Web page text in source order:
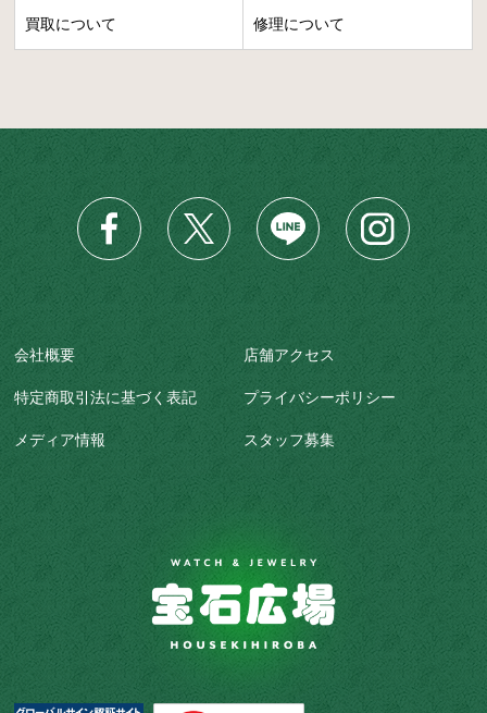
買取について 修理について
会社概要 店舗アクセス
特定商取引法に基づく表記 プライバシーポリシー
メディア情報 スタッフ募集